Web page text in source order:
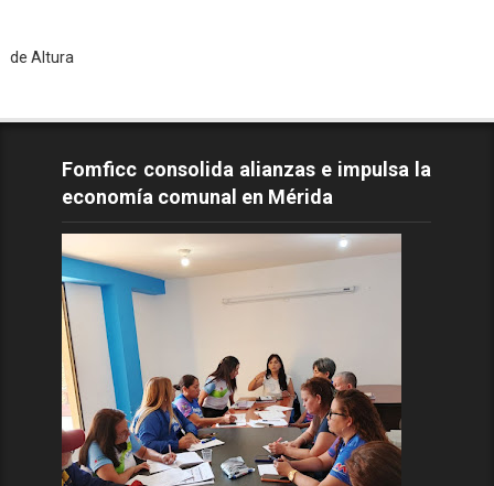
Fomficc consolida alianzas e impulsa la
economía comunal en Mérida